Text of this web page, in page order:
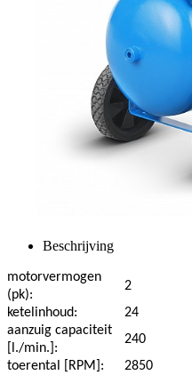
Beschrijving
motorvermogen
(pk):
2
ketelinhoud:
24
aanzuig capaciteit
[l./min.]:
240
toerental [RPM]:
2850